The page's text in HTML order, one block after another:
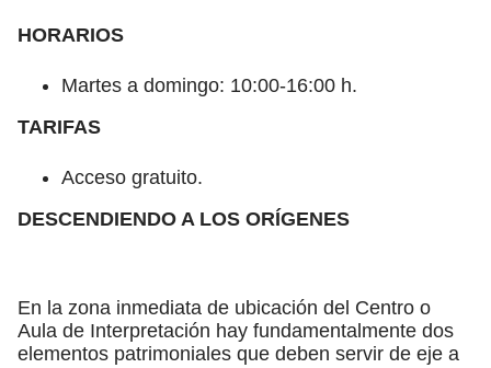
HORARIOS
Martes a domingo: 10:00-16:00 h.
TARIFAS
Acceso gratuito.
DESCENDIENDO A LOS ORÍGENES
En la zona inmediata de ubicación del Centro o
Aula de Interpretación hay fundamentalmente dos
elementos patrimoniales que deben servir de eje a